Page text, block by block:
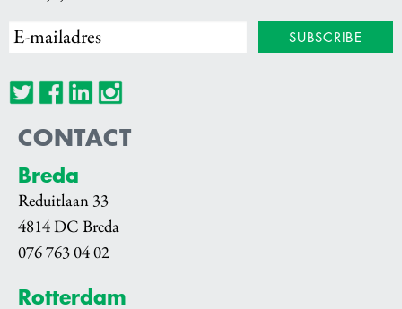
CONTACT
Breda
Reduitlaan 33
4814 DC Breda
076 763 04 02
Rotterdam